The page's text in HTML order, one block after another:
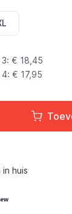
3: € 18,45
4: € 17,95
huis